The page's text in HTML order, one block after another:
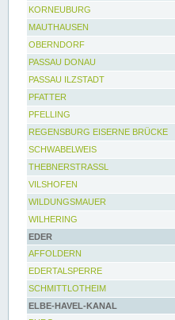
KORNEUBURG
MAUTHAUSEN
OBERNDORF
PASSAU DONAU
PASSAU ILZSTADT
PFATTER
PFELLING
REGENSBURG EISERNE BRÜCKE
SCHWABELWEIS
THEBNERSTRASSL
VILSHOFEN
WILDUNGSMAUER
WILHERING
EDER
AFFOLDERN
EDERTALSPERRE
SCHMITTLOTHEIM
ELBE-HAVEL-KANAL